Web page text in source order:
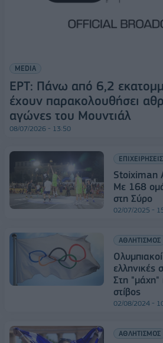
MEDIA
ΕΡΤ: Πάνω από 6,2
έχουν παρακολουθήσει
αγώνες του Μουντιάλ
08/07/2026 - 13:50
ΕΠΙΧΕΙΡΗΣΕΙΣ
Stoiximan
Με 168
στη Σύρο
02/07/2025 -
ΑΘΛΗΤΙΣΜΟΣ
ελληνικές
Στη "μάχη"
στίβος
02/08/2024 -
ΑΘΛΗΤΙΣΜΟΣ